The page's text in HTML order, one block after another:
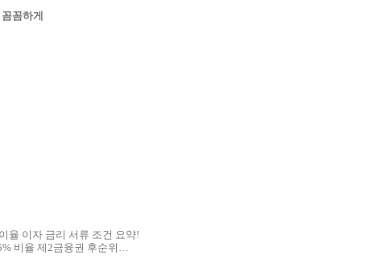
꼼하게
율 이자 금리 서류 조건 요약!
비율 제2금융권 후순위…